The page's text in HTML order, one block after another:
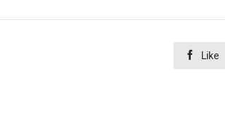
 Like